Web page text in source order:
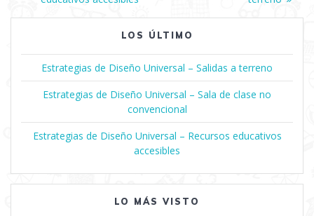
LOS ÚLTIMO
Estrategias de Diseño Universal – Salidas a terreno
Estrategias de Diseño Universal – Sala de clase no
convencional
Estrategias de Diseño Universal – Recursos educativos
accesibles
LO MÁS VISTO